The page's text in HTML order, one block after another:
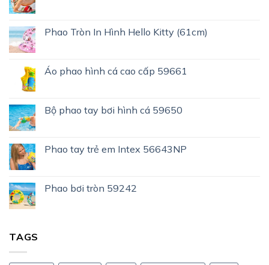
Phao Tròn In Hình Hello Kitty (61cm)
Áo phao hình cá cao cấp 59661
Bộ phao tay bơi hình cá 59650
Phao tay trẻ em Intex 56643NP
Phao bơi tròn 59242
TAGS